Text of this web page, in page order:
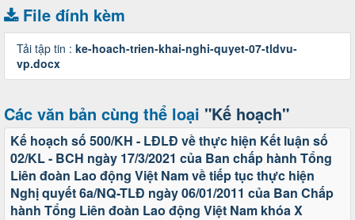
File đính kèm
Tải tập tin : ke-hoach-trien-khai-nghi-quyet-07-tldvu-
vp.docx
Các văn bản cùng thể loại "Kế hoạch"
Kế hoạch số 500/KH - LĐLĐ về thực hiện Kết luận số
02/KL - BCH ngày 17/3/2021 của Ban chấp hành Tổng
Liên đoàn Lao động Việt Nam về tiếp tục thực hiện
Nghị quyết 6a/NQ-TLĐ ngày 06/01/2011 của Ban Chấp
hành Tổng Liên đoàn Lao động Việt Nam khóa X